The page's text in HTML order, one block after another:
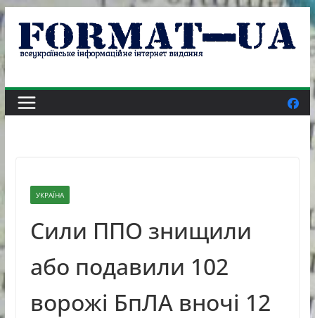
Skip
content
УКРАЇНА
Cили ППО знищили
або подавили 102
ворожі БпЛА вночі 12